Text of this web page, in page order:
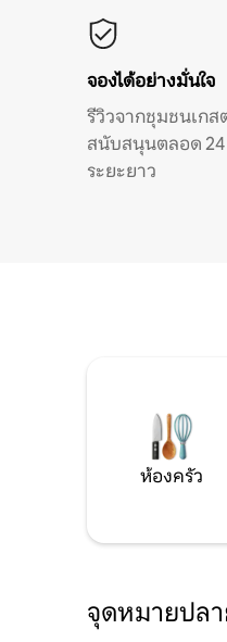
จองได้อย่างมั่นใจ
รีวิวจากชุมชนเกส
สนับสนุนตลอด
ระยะยาว
ห้องครัว
จุดหมายปลา